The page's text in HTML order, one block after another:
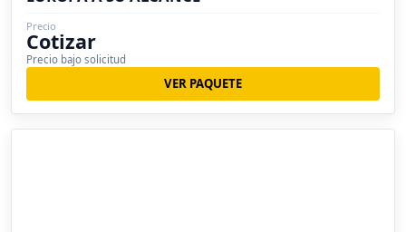
Precio
Cotizar
Precio bajo solicitud
VER PAQUETE